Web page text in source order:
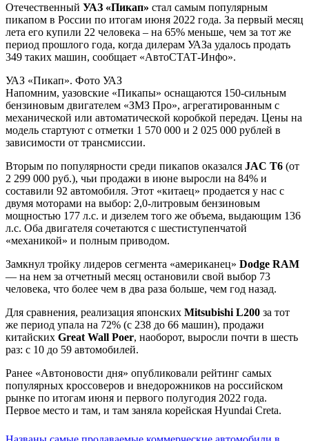
Отечественный УАЗ «Пикап» стал самым популярным
пикапом в России по итогам июня 2022 года. За первый месяц
лета его купили 22 человека – на 65% меньше, чем за тот же
период прошлого года, когда дилерам УАЗа удалось продать
349 таких машин, сообщает «АвтоСТАТ-Инфо».
УАЗ «Пикап». Фото УАЗ
Напомним, уазовские «Пикапы» оснащаются 150-сильным
бензиновым двигателем «ЗМЗ Про», агрегатированным с
механической или автоматической коробкой передач. Цены на
модель стартуют с отметки 1 570 000 и 2 025 000 рублей в
зависимости от трансмиссии.
Вторым по популярности среди пикапов оказался JAC T6 (от
2 299 000 руб.), чьи продажи в июне выросли на 84% и
составили 92 автомобиля. Этот «китаец» продается у нас с
двумя моторами на выбор: 2,0-литровым бензиновым
мощностью 177 л.с. и дизелем того же объема, выдающим 136
л.с. Оба двигателя сочетаются с шестиступенчатой
«механикой» и полным приводом.
Замкнул тройку лидеров сегмента «американец» Dodge RAM
— на нем за отчетный месяц остановили свой выбор 73
человека, что более чем в два раза больше, чем год назад.
Для сравнения, реализация японских Mitsubishi L200 за тот
же период упала на 72% (с 238 до 66 машин), продажи
китайских Great Wall Poer, наоборот, выросли почти в шесть
раз: с 10 до 59 автомобилей.
Ранее «Автоновости дня» опубликовали рейтинг самых
популярных кроссоверов и внедорожников на российском
рынке по итогам июня и первого полугодия 2022 года.
Первое место и там, и там заняла корейская Hyundai Creta.